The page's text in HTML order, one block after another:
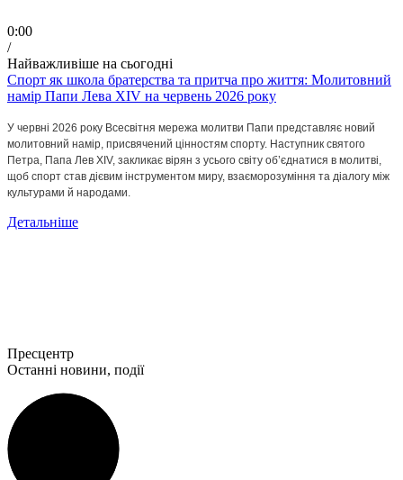
0:00
/
Найважливіше на сьогодні
Спорт як школа братерства та притча про життя: Молитовний
намір Папи Лева XIV на червень 2026 року
У червні 2026 року Всесвітня мережа молитви Папи представляє новий
молитовний намір, присвячений цінностям спорту. Наступник святого
Петра, Папа Лев XIV, закликає вірян з усього світу об’єднатися в молитві,
щоб спорт став дієвим інструментом миру, взаєморозуміння та діалогу між
культурами й народами.
Детальніше
Пресцентр
Останні новини, події